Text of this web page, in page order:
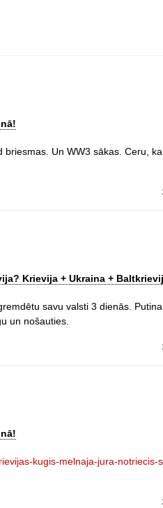
briesmas. Un WW3 sākas. Ceru,
Krievija + Ukraina +
savu valsti 3 dienās.
un nošauties.
kugis-melnaja-jura-notriecis-